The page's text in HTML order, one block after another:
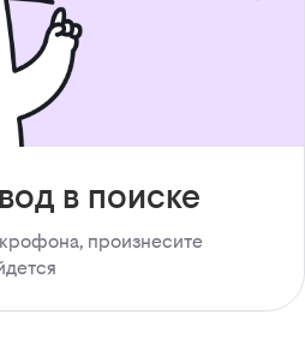
в поиске
произнесите